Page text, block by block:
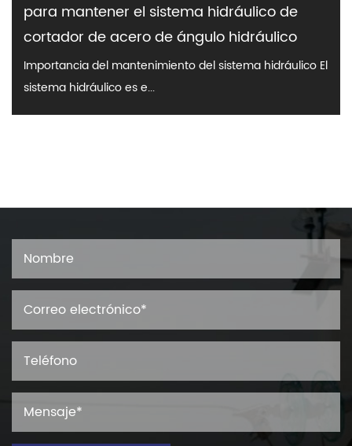
para mantener el sistema hidráulico de
cortador de acero de ángulo hidráulico
Importancia del mantenimiento del sistema hidráulico El
sistema hidráulico es e...